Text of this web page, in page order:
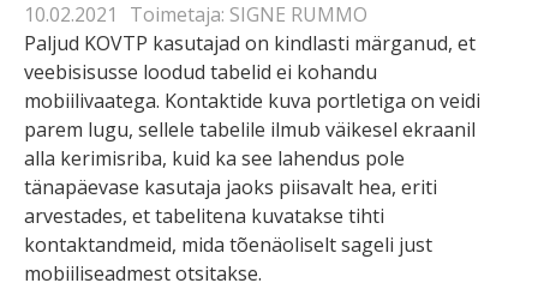
10.02.2021
Toimetaja: SIGNE RUMMO
Paljud KOVTP kasutajad on kindlasti märganud, et
veebisisusse loodud tabelid ei kohandu
mobiilivaatega. Kontaktide kuva portletiga on veidi
parem lugu, sellele tabelile ilmub väikesel ekraanil
alla kerimisriba, kuid ka see lahendus pole
tänapäevase kasutaja jaoks piisavalt hea, eriti
arvestades, et tabelitena kuvatakse tihti
kontaktandmeid, mida tõenäoliselt sageli just
mobiiliseadmest otsitakse.